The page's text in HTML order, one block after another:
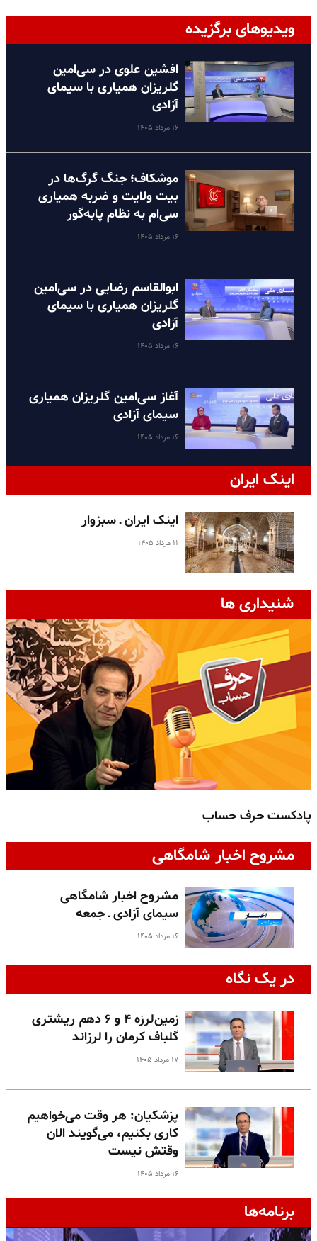
ویدیوهای برگزیده
افشین علوی در سی‌امین
گلریزان همیاری با سیمای
آزادی
۱۶ مرداد ۱۴۰۵
موشکاف؛ جنگ گرگ‌ها در
بیت ولایت و ضربه همیاری
سی‌ام به نظام پا‌به‌گور
۱۶ مرداد ۱۴۰۵
ابوالقاسم رضایی در سی‌امین
گلریزان همیاری با سیمای
آزادی
۱۶ مرداد ۱۴۰۵
آغاز سی‌امین گلریزان همیاری
سیمای آزادی
۱۶ مرداد ۱۴۰۵
اینک ایران
اینک ایران ـ سبزوار
۱۱ مرداد ۱۴۰۵
شنیداری ها
پادکست حرف حساب
مشروح اخبار شامگاهی
مشروح اخبار شامگاهی
سیمای آزادی ـ جمعه
۱۶ مرداد ۱۴۰۵
در یک نگاه
زمین‌لرزه ۴ و ۶ دهم ریشتری
گلباف کرمان را لرزاند
۱۷ مرداد ۱۴۰۵
پزشکیان: هر وقت می‌خواهیم
کاری بکنیم، می‌گویند الان
وقتش نیست
۱۶ مرداد ۱۴۰۵
برنامه‌ها